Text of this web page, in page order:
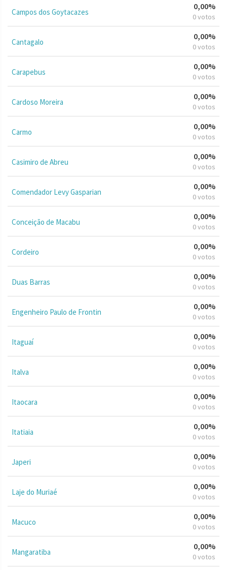
Campos dos Goytacazes
0,00%
0 votos
Cantagalo
0,00%
0 votos
Carapebus
0,00%
0 votos
Cardoso Moreira
0,00%
0 votos
Carmo
0,00%
0 votos
Casimiro de Abreu
0,00%
0 votos
Comendador Levy Gasparian
0,00%
0 votos
Conceição de Macabu
0,00%
0 votos
Cordeiro
0,00%
0 votos
Duas Barras
0,00%
0 votos
Engenheiro Paulo de Frontin
0,00%
0 votos
Itaguaí
0,00%
0 votos
Italva
0,00%
0 votos
Itaocara
0,00%
0 votos
Itatiaia
0,00%
0 votos
Japeri
0,00%
0 votos
Laje do Muriaé
0,00%
0 votos
Macuco
0,00%
0 votos
Mangaratiba
0,00%
0 votos